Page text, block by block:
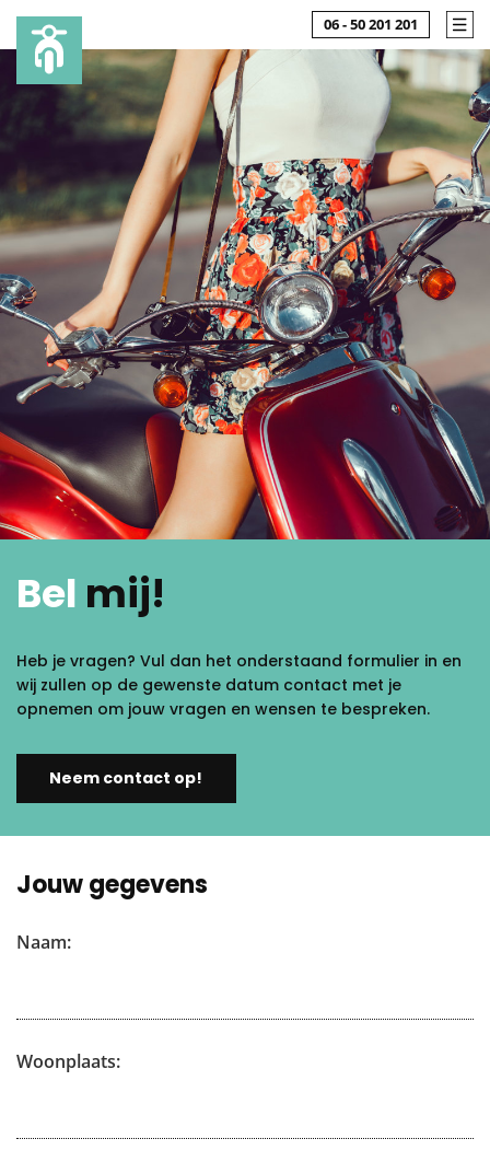
06 - 50 201 201
Bel mij!
Heb je vragen? Vul dan het onderstaand formulier in en
wij zullen op de gewenste datum contact met je
opnemen om jouw vragen en wensen te bespreken.
Neem contact op!
Jouw gegevens
Naam:
Woonplaats: